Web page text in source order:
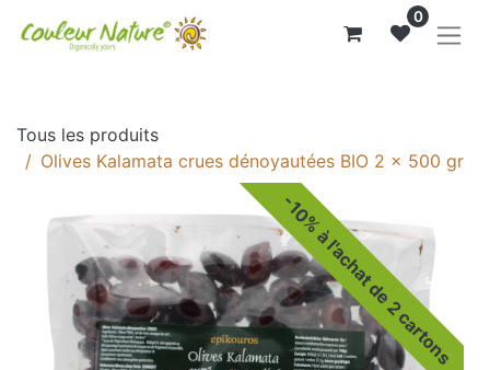
0
Tous les produits
Olives Kalamata crues dénoyautées BIO 2 x 500 gr
-10% à l'achat de 2 cartons